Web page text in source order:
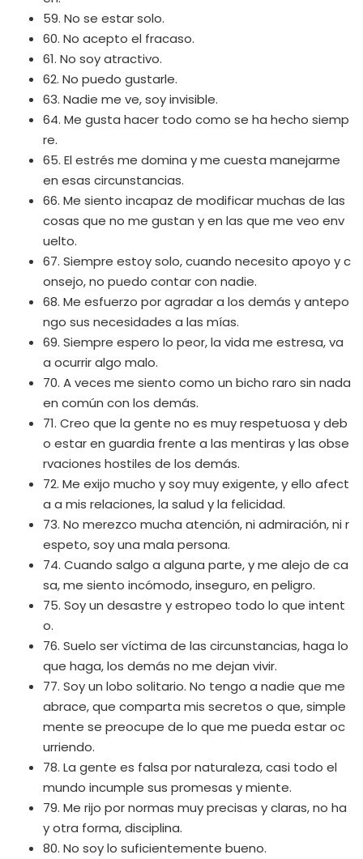
59. No se estar solo.
60. No acepto el fracaso.
61. No soy atractivo.
62. No puedo gustarle.
63. Nadie me ve, soy invisible.
64. Me gusta hacer todo como se ha hecho siemp
re.
65. El estrés me domina y me cuesta manejarme
en esas circunstancias.
66. Me siento incapaz de modificar muchas de las
cosas que no me gustan y en las que me veo env
uelto.
67. Siempre estoy solo, cuando necesito apoyo y c
onsejo, no puedo contar con nadie.
68. Me esfuerzo por agradar a los demás y antepo
ngo sus necesidades a las mías.
69. Siempre espero lo peor, la vida me estresa, va
a ocurrir algo malo.
70. A veces me siento como un bicho raro sin nada
en común con los demás.
71. Creo que la gente no es muy respetuosa y deb
o estar en guardia frente a las mentiras y las obse
rvaciones hostiles de los demás.
72. Me exijo mucho y soy muy exigente, y ello afect
a a mis relaciones, la salud y la felicidad.
73. No merezco mucha atención, ni admiración, ni r
espeto, soy una mala persona.
74. Cuando salgo a alguna parte, y me alejo de ca
sa, me siento incómodo, inseguro, en peligro.
75. Soy un desastre y estropeo todo lo que intent
o.
76. Suelo ser víctima de las circunstancias, haga lo
que haga, los demás no me dejan vivir.
77. Soy un lobo solitario. No tengo a nadie que me
abrace, que comparta mis secretos o que, simple
mente se preocupe de lo que me pueda estar oc
urriendo.
78. La gente es falsa por naturaleza, casi todo el
mundo incumple sus promesas y miente.
79. Me rijo por normas muy precisas y claras, no ha
y otra forma, disciplina.
80. No soy lo suficientemente bueno.